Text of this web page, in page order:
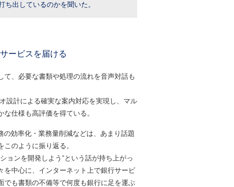
ち出しているのかを聞いた。
ービスを届ける
て、必要な書類や処理の流れを音声対話も
設計による確実な案内対応を実現し、マル
仕様も高評価を得ている。
の効率化・業務量削減などは、あまり話題
のように振り返る。
ョンを開発しよう”という話が持ち上がっ
を中心に、インターネット上で銀行サービ
でも書類の不備等で何度も銀行に足を運ぶ